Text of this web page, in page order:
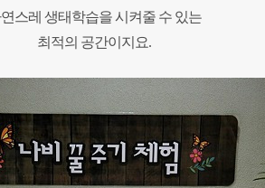
스레 생태학습을 시켜줄 수 있는
최적의 공간이지요.